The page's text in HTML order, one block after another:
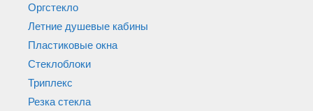
Оргстекло
Летние душевые кабины
Пластиковые окна
Стеклоблоки
Триплекс
Резка стекла